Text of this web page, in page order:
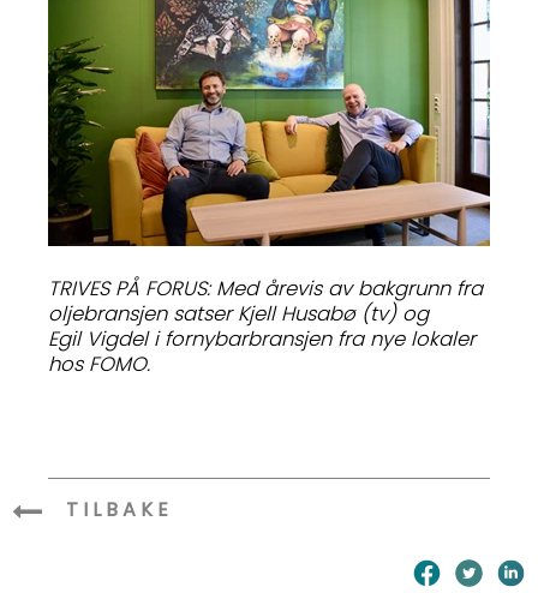
TRIVES PÅ FORUS: Med årevis av bakgrunn fra
oljebransjen satser Kjell Husabø (tv) og
Egil Vigdel i fornybarbransjen fra nye lokaler
hos FOMO.
TILBAKE